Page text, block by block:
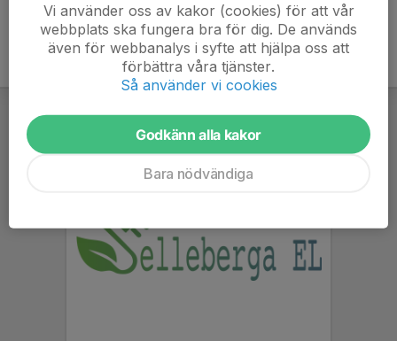
Vi använder oss av kakor (cookies) för att vår
webbplats ska fungera bra för dig. De används
även för webbanalys i syfte att hjälpa oss att
förbättra våra tjänster.
Så använder vi cookies
Godkänn alla kakor
Bara nödvändiga